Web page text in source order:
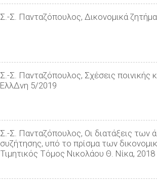
Σ.-Σ. Πανταζόπουλος, Δικονομικά
Σ.-Σ. Πανταζόπουλος, Σχέσεις ποινικής
ΕλλΔνη 5/2019
Σ.-Σ. Πανταζόπουλος, Οι διατάξεις των
συζήτησης, υπό το πρίσμα των
Τιμητικός Τόμος Νικολάου Θ. Νίκα, 2018